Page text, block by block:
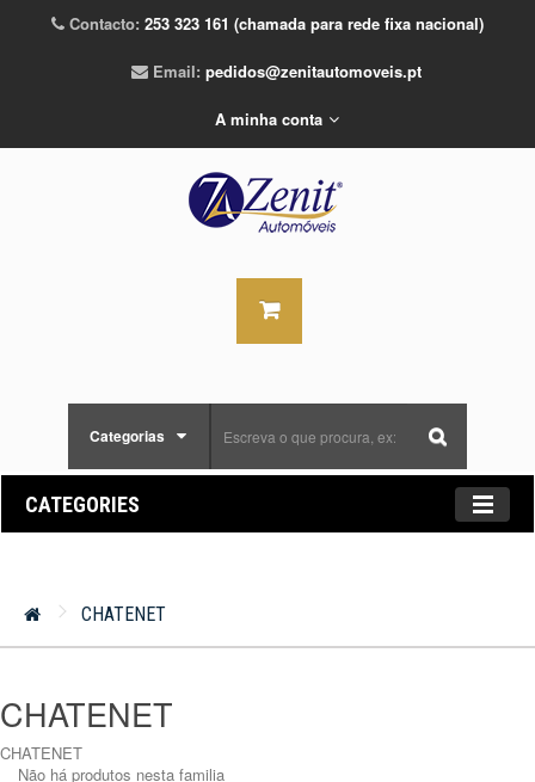
Contacto: 253 323 161 (chamada para rede fixa nacional)
Email: pedidos@zenitautomoveis.pt
A minha conta
Categorias
CATEGORIES
CHATENET
CHATENET
CHATENET
Não há produtos nesta familia